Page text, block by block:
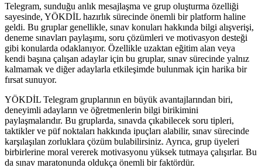
Telegram, sunduğu anlık mesajlaşma ve grup oluşturma özelliği
sayesinde, YÖKDİL hazırlık sürecinde önemli bir platform haline
geldi. Bu gruplar genellikle, sınav konuları hakkında bilgi alışverişi,
deneme sınavları paylaşımı, soru çözümleri ve motivasyon desteği
gibi konularda odaklanıyor. Özellikle uzaktan eğitim alan veya
kendi başına çalışan adaylar için bu gruplar, sınav sürecinde yalnız
kalmamak ve diğer adaylarla etkileşimde bulunmak için harika bir
fırsat sunuyor.
YÖKDİL Telegram gruplarının en büyük avantajlarından biri,
deneyimli adayların ve öğretmenlerin bilgi birikimini
paylaşmalarıdır. Bu gruplarda, sınavda çıkabilecek soru tipleri,
taktikler ve püf noktaları hakkında ipuçları alabilir, sınav sürecinde
karşılaşılan zorluklara çözüm bulabilirsiniz. Ayrıca, grup üyeleri
birbirlerine moral vererek motivasyonu yüksek tutmaya çalışırlar. Bu
da sınav maratonunda oldukça önemli bir faktördür.